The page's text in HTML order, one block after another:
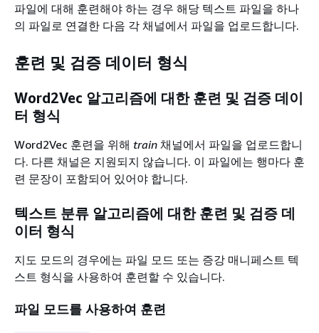
파일에 대해 훈련해야 하는 경우 해당 텍스트 파일을 하나
의 파일로 연결한 다음 각 채널에서 파일을 업로드합니다.
훈련 및 검증 데이터 형식
Word2Vec 알고리즘에 대한 훈련 및 검증 데이
터 형식
Word2Vec 훈련을 위해 train 채널에서 파일을 업로드합니
다. 다른 채널은 지원되지 않습니다. 이 파일에는 행마다 훈
련 문장이 포함되어 있어야 합니다.
텍스트 분류 알고리즘에 대한 훈련 및 검증 데
이터 형식
지도 모드의 경우에는 파일 모드 또는 증강 매니페스트 텍
스트 형식을 사용하여 훈련할 수 있습니다.
파일 모드를 사용하여 훈련